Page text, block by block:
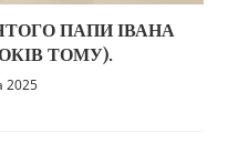
ПАПИ ІВАНА
ТОМУ).
2025